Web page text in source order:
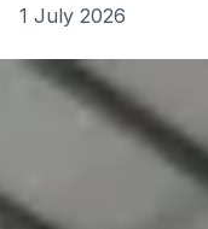
1 July 2026